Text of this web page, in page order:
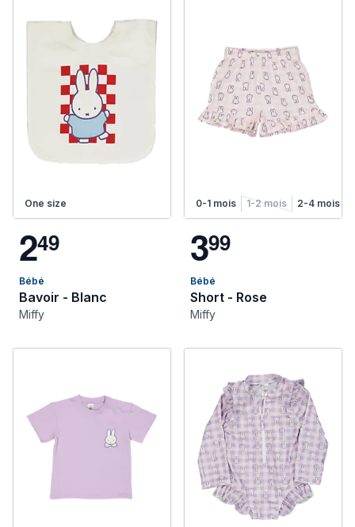
One size
249
Bébé
Bavoir - Blanc
Miffy
0-1 mois 1-2 mois 2-4 mois
399
Bébé
Short - Rose
Miffy